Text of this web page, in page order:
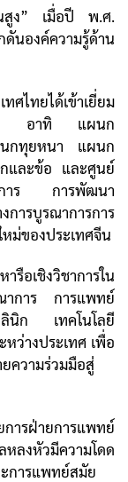
นสูง” เมื่อปี พ.ศ.
นองค์ความรู้ด้าน
ไทยได้เข้าเยี่ยม
งหัว อาทิ แผนก
นกทุยหนา แผนก
และข้อ และศูนย์
การ การพัฒนา
ารบูรณาการการ
ม่ของประเทศจีน
รือเชิงวิชาการใน
าการ การแพทย์
ลินิก เทคโนโลยี
ว่างประเทศ เพื่อ
ความร่วมมือสู่
ารฝ่ายการแพทย์
ลงหัวมีความโดด
การแพทย์สมัย